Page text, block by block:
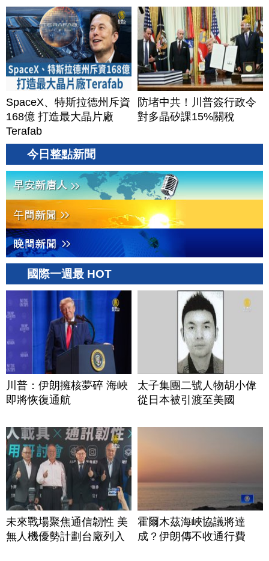
SpaceX、特斯拉德州斥資
168億 打造最大晶片廠
Terafab
防堵中共！川普簽行政令
對多晶矽課15%關稅
今日整點新聞
國際一週最 HOT
川普：伊朗擁核夢碎 海峽
即將恢復通航
太子集團二號人物胡小偉
從日本被引渡至美國
未來戰場聚焦通信韌性 美
無人機優勢計劃台廠列入
霍爾木茲海峽協議將達
成？伊朗傳不收通行費